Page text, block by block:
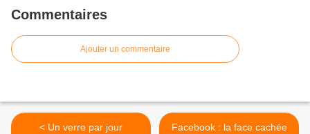
Commentaires
Ajouter un commentaire
< Un verre par jour
Facebook : la face cachée